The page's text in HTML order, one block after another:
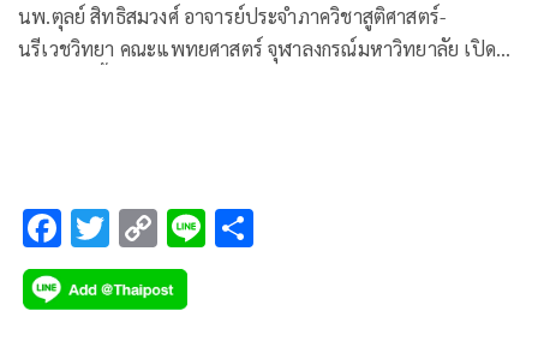
นพ.ตุลย์ สิทธิสมวงศ์ อาจารย์ประจำภาควิชาสูติศาสตร์-
นรีเวชวิทยา คณะแพทยศาสตร์ จุฬาลงกรณ์มหาวิทยาลัย เปิด
F
ac
e
T
wi
tt
C
o
p
Li